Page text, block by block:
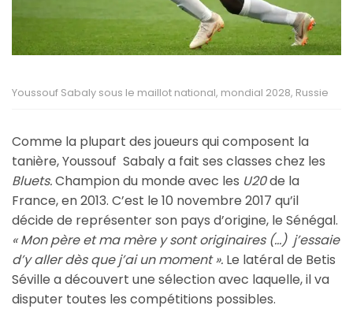
Youssouf Sabaly sous le maillot national, mondial 2028, Russie
Comme la plupart des joueurs qui composent la
tanière, Youssouf Sabaly a fait ses classes chez les
Bluets.Champion du monde avec les U20de la
France, en 2013. C’est le 10 novembre 2017 qu’il
décide de représenter son pays d’origine, le Sénégal.
« Mon père et ma mère y sont originaires (…) j’essaie
d’y aller dès que j’ai un moment ». Le latéral de Betis
Séville a découvert une sélection avec laquelle, il va
disputer toutes les compétitions possibles.